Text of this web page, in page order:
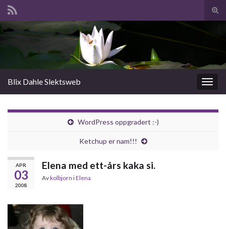
Slå
av/
Search for:
Slåu
av/på
Blix Dahle Slektsweb
WordPress oppgradert :-)
Ketchup er nam!!!
APR
03
2008
Elena med ett-års kaka si.
Avkolbjorn iElena